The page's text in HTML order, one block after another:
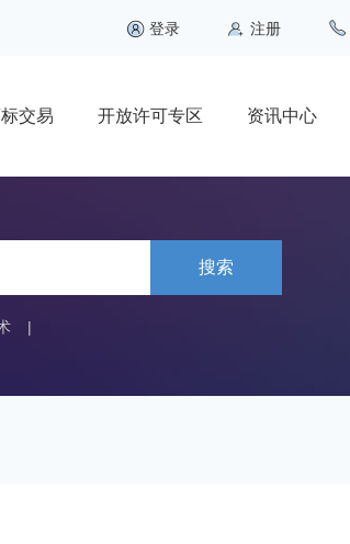
登录 注册
交易 开放许可专区 资讯中心
搜索
|